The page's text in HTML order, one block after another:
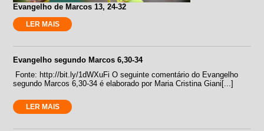
Evangelho de Marcos 13, 24-32
LER MAIS
Evangelho segundo Marcos 6,30-34
Fonte: http://bit.ly/1dWXuFi O seguinte comentário do Evangelho
segundo Marcos 6,30-34 é elaborado por Maria Cristina Giani[...]
LER MAIS